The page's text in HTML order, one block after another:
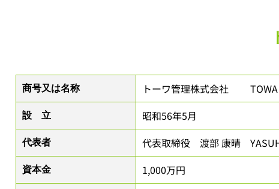
商号又は名称 トーワ管理株式会社 TOWA
設 立 昭和56年5月
代表者 代表取締役 渡部 康晴
資本金 1,000万円